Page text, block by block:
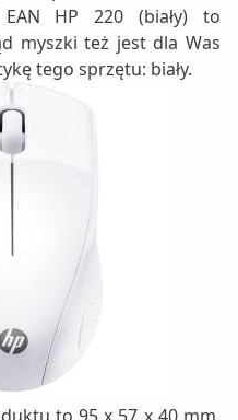
HP 220 (biały) to
myszki też jest dla Was
tego sprzętu: biały.